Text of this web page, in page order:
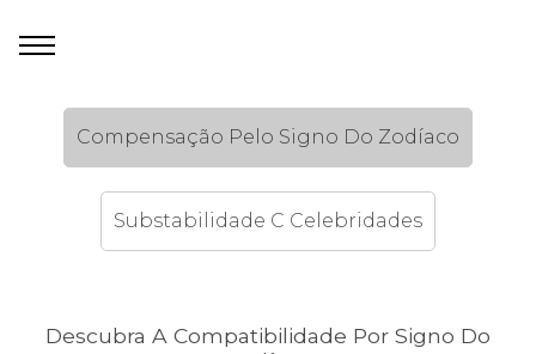
Compensação Pelo Signo Do Zodíaco
Substabilidade C Celebridades
Descubra A Compatibilidade Por Signo Do